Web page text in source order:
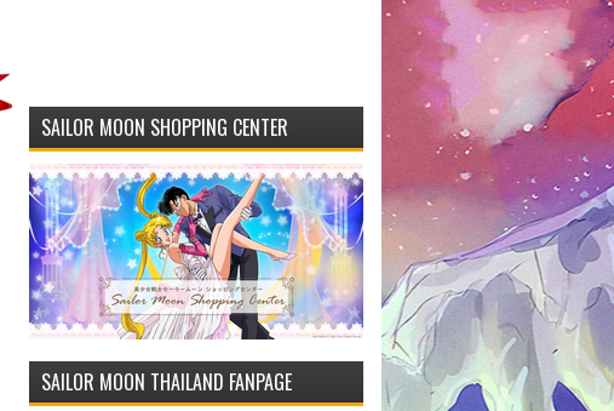
SAILOR MOON SHOPPING CENTER
SAILOR MOON THAILAND FANPAGE